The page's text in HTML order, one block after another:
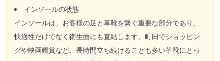
インソールの状態
インソールは、お客様の足と革靴を繋ぐ重要な部分であり、
快適性だけでなく衛生面にも直結します。町田でショッピン
グや映画鑑賞など、長時間立ち続けることも多い革靴にとっ